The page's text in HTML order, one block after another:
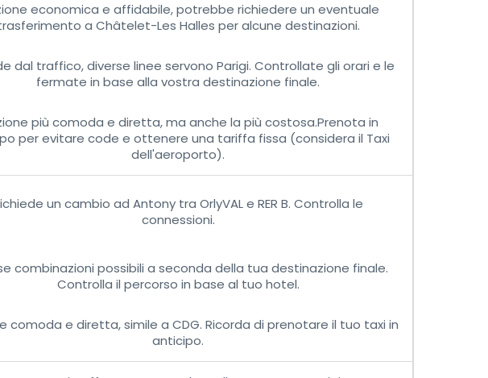
economica e affidabile, potrebbe richiedere un eventuale
a Châtelet-Les Halles per alcune destinazioni.
dal traffico, diverse linee servono Parigi. Controllate gli orari e le
fermate in base alla vostra destinazione finale.
più comoda e diretta, ma anche la più costosa.Prenota in
per evitare code e ottenere una tariffa fissa (considera il Taxi
dell'aeroporto).
un cambio ad Antony tra OrlyVAL e RER B. Controlla le
connessioni.
combinazioni possibili a seconda della tua destinazione finale.
Controlla il percorso in base al tuo hotel.
comoda e diretta, simile a CDG. Ricorda di prenotare il tuo taxi in
anticipo.